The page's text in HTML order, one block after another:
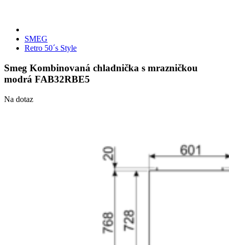
SMEG
Retro 50´s Style
Smeg Kombinovaná chladnička s mrazničkou
modrá FAB32RBE5
Na dotaz